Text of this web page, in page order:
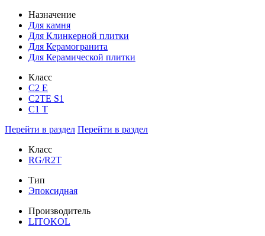
Назначение
Для камня
Для Клинкерной плитки
Для Керамогранита
Для Керамической плитки
Класс
С2 Е
C2TE S1
C1 T
Перейти в раздел Перейти в раздел
Класс
RG/R2T
Тип
Эпоксидная
Производитель
LITOKOL